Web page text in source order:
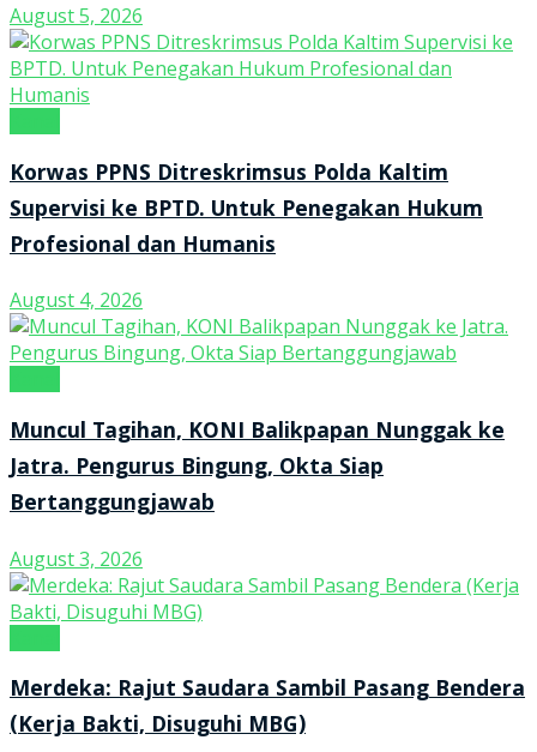
August 5, 2026
Korwas PPNS Ditreskrimsus Polda Kaltim
Supervisi ke BPTD. Untuk Penegakan Hukum
Profesional dan Humanis
August 4, 2026
Muncul Tagihan, KONI Balikpapan Nunggak ke
Jatra. Pengurus Bingung, Okta Siap
Bertanggungjawab
August 3, 2026
Merdeka: Rajut Saudara Sambil Pasang Bendera
(Kerja Bakti, Disuguhi MBG)